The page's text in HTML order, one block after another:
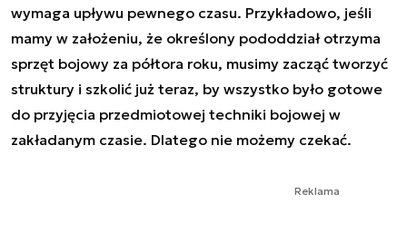
wymaga upływu pewnego czasu. Przykładowo, jeśli
mamy w założeniu, że określony pododdział otrzyma
sprzęt bojowy za półtora roku, musimy zacząć tworzyć
struktury i szkolić już teraz, by wszystko było gotowe
do przyjęcia przedmiotowej techniki bojowej w
zakładanym czasie. Dlatego nie możemy czekać.
Reklama